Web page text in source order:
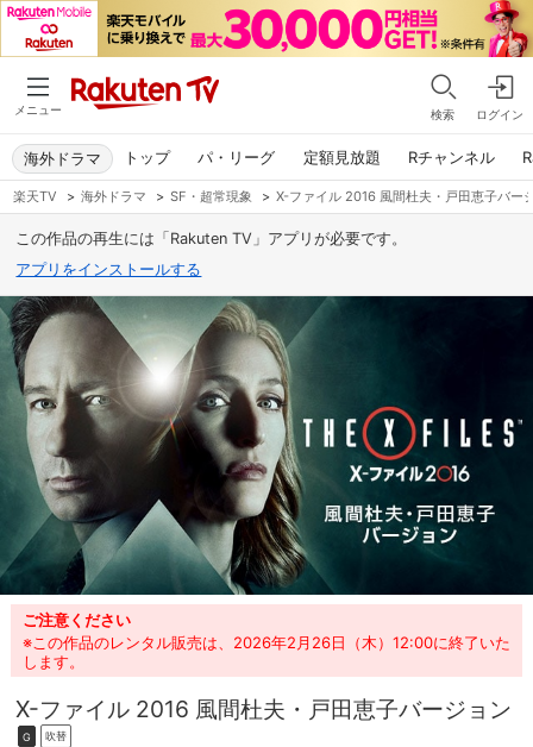
メニュー 検索 ログイン
トップ パ・リーグ 定額見放題 Rチャンネル
海外ドラマ
楽天TV > 海外ドラマ > SF・超常現象 > X-ファイル 2016 風間杜夫・戸田恵子バー
この作品の再生には「Rakuten TV」アプリが必要です。
アプリをインストールする
ご注意ください
※この作品のレンタル販売は、2026年2月26日（木）12:00に終了いた
します。
X-ファイル 2016 風間杜夫・戸田恵子バージョン
G 吹替